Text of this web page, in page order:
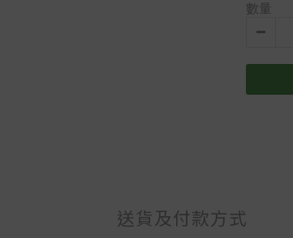
數量
送貨及付款方式